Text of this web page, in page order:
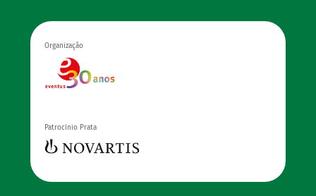
Organização
Patrocínio Prata